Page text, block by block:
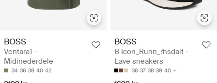
BOSS
Ventara1 -
Midinederdele
34 36 38 40 42
BOSS
B Icon_Runn_rhsdalt -
Lave sneakers
36 37 38 39 40